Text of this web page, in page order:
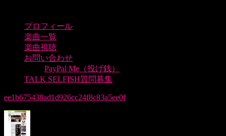
プロフィール
楽曲一覧
楽曲視聴
お問い合わせ
PayPal Me（投げ銭）
TALK SELFISH質問募集
ee1b675438ad1d926cc24f8c83a5ee0f